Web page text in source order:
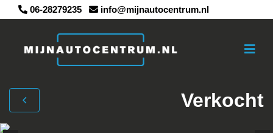
06-28279235 info@mijnautocentrum.nl
Verkocht